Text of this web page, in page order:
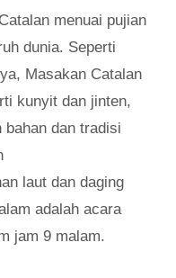
menuai pujian
dunia. Seperti
Masakan Catalan
kunyit dan jinten,
dan tradisi
laut dan daging
adalah acara
jam 9 malam.